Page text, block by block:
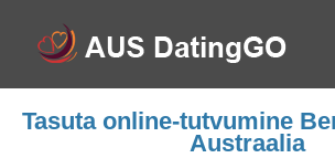
Tasuta online-tutvumine
Austraalia